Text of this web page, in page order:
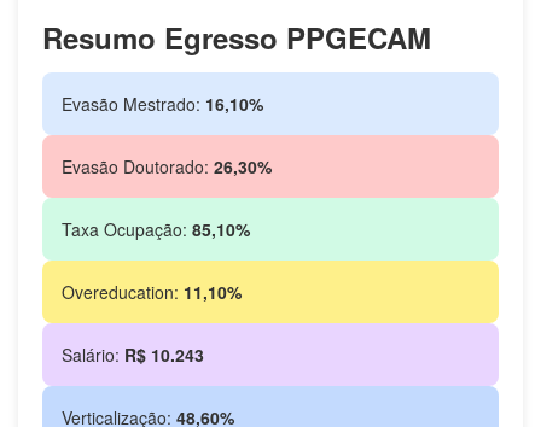
Resumo Egresso PPGECAM
Evasão Mestrado: 16,10%
Evasão Doutorado: 26,30%
Taxa Ocupação: 85,10%
Overeducation: 11,10%
Salário: R$ 10.243
Verticalização: 48,60%